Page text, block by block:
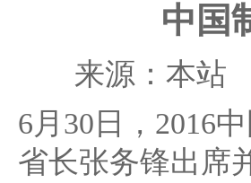
中国
来源：本站
6月30日，2016
省长张务锋出席